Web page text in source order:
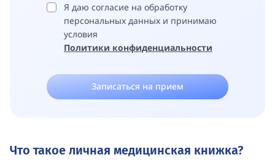
Я даю согласие на обработку
персональных данных и принимаю
условия
Политики конфиденциальности
Записаться на прием
Что такое личная медицинская книжка?